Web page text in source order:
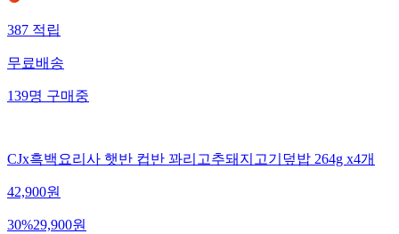
387 적립
무료배송
139명 구매중
CJx흑백요리사 햇반 컵반 꽈리고추돼지고기덮밥 264g x4개
42,900원
30%29,900원